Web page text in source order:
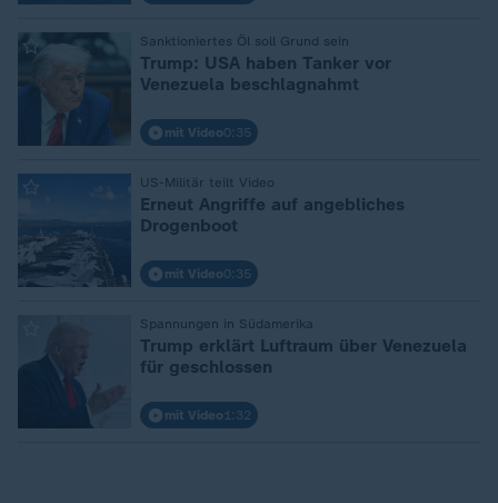
Sanktioniertes Öl soll Grund sein
Trump: USA haben Tanker vor
Venezuela beschlagnahmt
mit Video0:35
US-Militär teilt Video
Erneut Angriffe auf angebliches
Drogenboot
mit Video0:35
Spannungen in Südamerika
Trump erklärt Luftraum über Venezuela
für geschlossen
mit Video 1:32